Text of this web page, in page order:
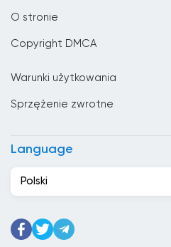
Cypr
Czarnogóra
Dżibuti
O stronie
Copyright DMCA
Warunki użytkowania
Sprzężenie zwrotne
Language
Polski